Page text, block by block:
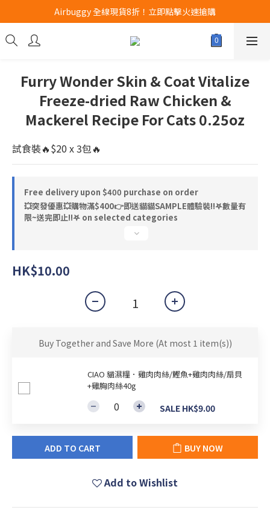
Airbuggy 全線現貨8折！立即點擊火速搶購
Airbuggy 全線現貨8折！立即點擊火速搶購
CURLI瑞士狗帶全款式3折！立即按下搶購
Airbuggy 全線現貨8折！立即點擊火速搶購
Furry Wonder Skin & Coat Vitalize
Freeze-dried Raw Chicken &
Mackerel Recipe For Cats 0.25oz
試食裝🔥$20 x 3包🔥
Free delivery upon $400 purchase on order
💥突發優惠💥購物滿$400👉即送貓貓SAMPLE體驗裝‼️𖤐數量有
限~送完即止!!𖤐 on selected categories
HK$10.00
Buy Together and Save More (At most 1 item(s))
CIAO 貓濕糧．雞肉肉絲/鰹魚+雞肉肉絲/扇貝
+雞胸肉絲40g
SALE HK$9.00
ADD TO CART BUY NOW
Add to Wishlist